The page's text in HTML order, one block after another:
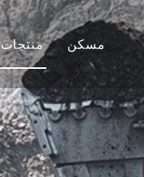
منتجات
دلو الأسنان
دلو حفارة
محول دلو الأسنان
مسكن